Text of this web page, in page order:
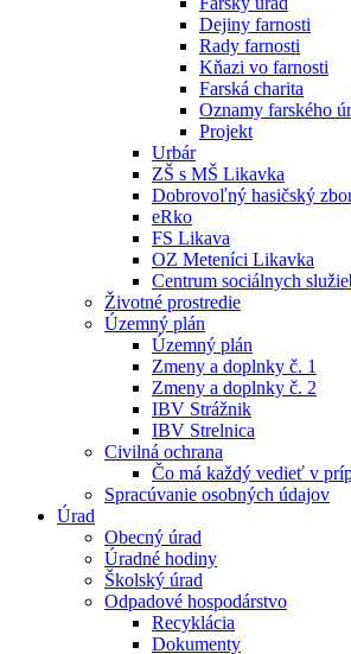
Dejiny farnosti
Rady farnosti
Kňazi vo farnosti
Farská charita
Oznamy farského
Projekt
Urbár
ZŠ s MŠ Likavka
Dobrovoľný hasičský
eRko
FS Likava
OZ Meteníci Likavka
Centrum sociálnych
Životné prostredie
Územný plán
Územný plán
Zmeny a doplnky č. 1
Zmeny a doplnky č. 2
IBV Strážnik
IBV Strelnica
Civilná ochrana
Čo má každý vedieť v
Spracúvanie osobných údajov
Úrad
Obecný úrad
Úradné hodiny
Školský úrad
Odpadové hospodárstvo
Recyklácia
Dokumenty